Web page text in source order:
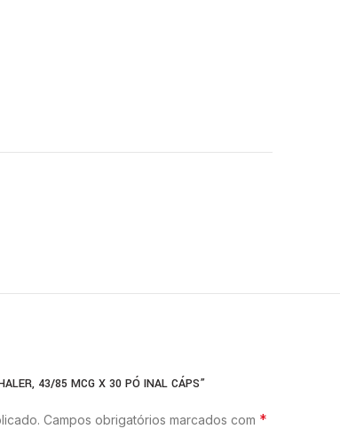
43/85 MCG X 30 PÓ INAL CÁPS”
Campos obrigatórios marcados com *